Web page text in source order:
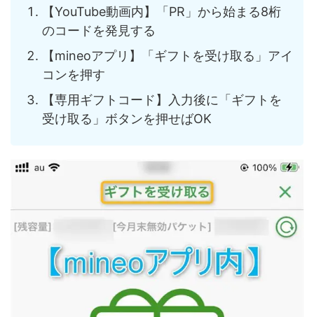
【YouTube動画内】「PR」から始まる8桁
のコードを発見する
【mineoアプリ】「ギフトを受け取る」アイ
コンを押す
【専用ギフトコード】入力後に「ギフトを
受け取る」ボタンを押せばOK